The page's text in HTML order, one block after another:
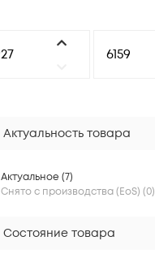
Актуальность товара
Актуальное (7)
Снято с производства (EoS) (0)
Состояние товара